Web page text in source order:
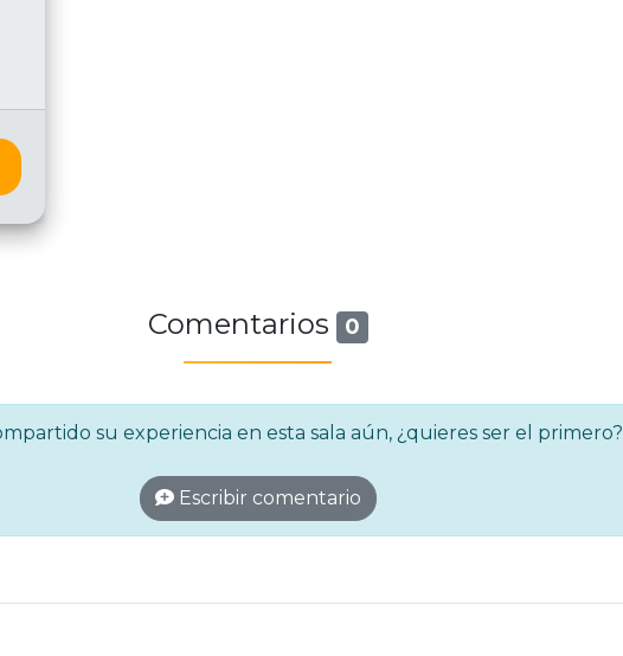
Comentarios 0
su experiencia en esta sala aún, ¿quieres ser el primero?
Escribir comentario